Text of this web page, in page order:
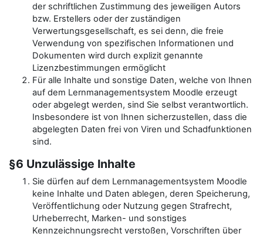
der schriftlichen Zustimmung des jeweiligen Autors
bzw. Erstellers oder der zuständigen
Verwertungsgesellschaft, es sei denn, die freie
Verwendung von spezifischen Informationen und
Dokumenten wird durch explizit genannte
Lizenzbestimmungen ermöglicht
Für alle Inhalte und sonstige Daten, welche von Ihnen
auf dem Lernmanagementsystem Moodle erzeugt
oder abgelegt werden, sind Sie selbst verantwortlich.
Insbesondere ist von Ihnen sicherzustellen, dass die
abgelegten Daten frei von Viren und Schadfunktionen
sind.
§6 Unzulässige Inhalte
Sie dürfen auf dem Lernmanagementsystem Moodle
keine Inhalte und Daten ablegen, deren Speicherung,
Veröffentlichung oder Nutzung gegen Strafrecht,
Urheberrecht, Marken- und sonstiges
Kennzeichnungsrecht verstoßen, Vorschriften über